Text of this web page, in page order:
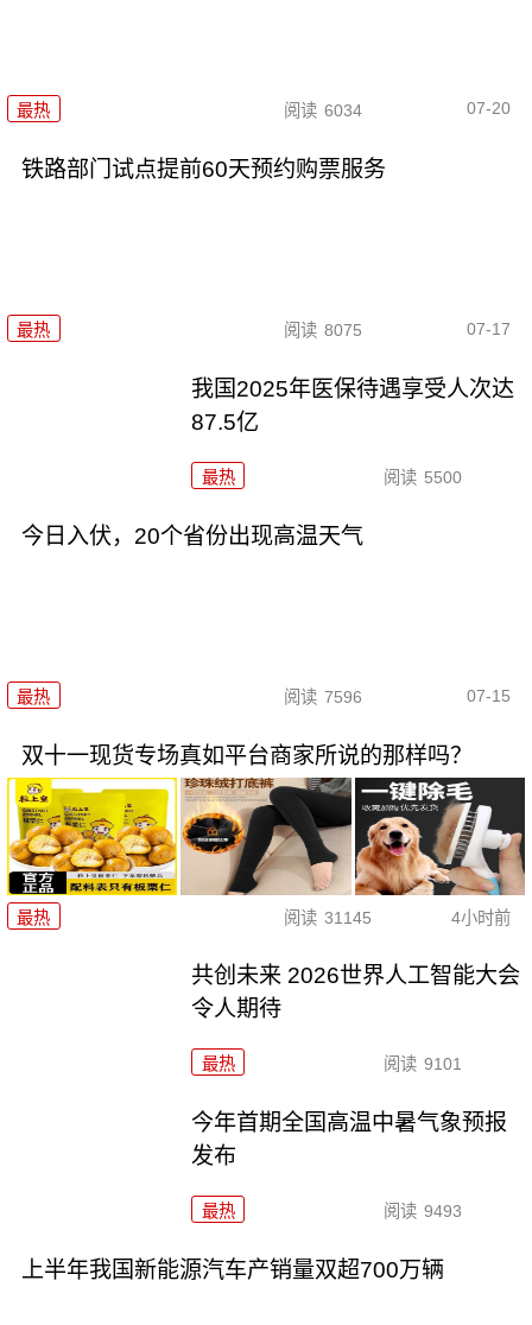
最热 阅读 6034 07-20
铁路部门试点提前60天预约购票服务
最热 阅读 8075 07-17
我国2025年医保待遇享受人次达
87.5亿
最热 阅读 5500
今日入伏，20个省份出现高温天气
最热 阅读 7596 07-15
双十一现货专场真如平台商家所说的那样吗？
最热 阅读 31145 4小时前
共创未来 2026世界人工智能大会
令人期待
最热 阅读 9101
今年首期全国高温中暑气象预报
发布
最热 阅读 9493
上半年我国新能源汽车产销量双超700万辆